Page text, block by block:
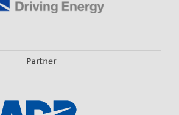
Partner